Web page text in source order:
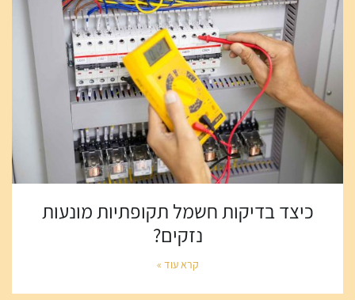
כיצד בדיקות חשמל תקופתיות מונעות
נזקים?
קרא עוד »